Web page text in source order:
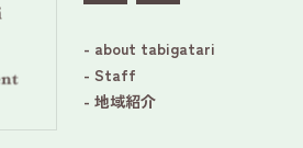
- about tabigatari
- Staff
- 地域紹介